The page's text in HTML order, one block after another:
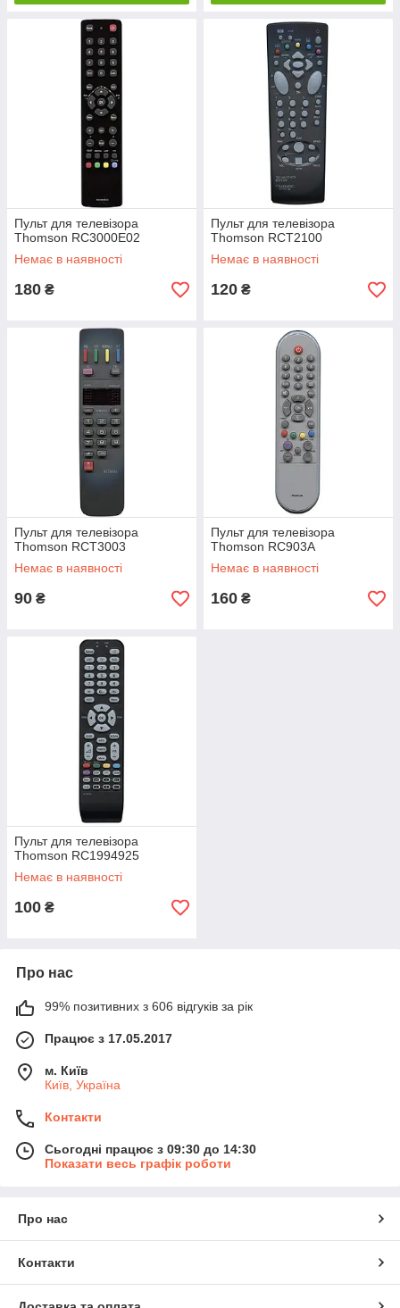
Пульт для телевізора
Thomson RC3000E02
Немає в наявності
180 ₴
Пульт для телевізора
Thomson RCT2100
Немає в наявності
120 ₴
Пульт для телевізора
Thomson RCT3003
Немає в наявності
90 ₴
Пульт для телевізора
Thomson RC903A
Немає в наявності
160 ₴
Пульт для телевізора
Thomson RC1994925
Немає в наявності
100 ₴
Про нас
99% позитивних з 606 відгуків за рік
Працює з 17.05.2017
м. Київ
Київ, Україна
Контакти
Сьогодні працює з 09:30 до 14:30
Показати весь графік роботи
Про нас
Контакти